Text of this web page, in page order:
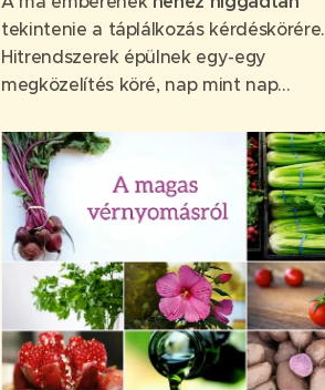
tekintenie a táplálkozás kérdéskörére.
Hitrendszerek épülnek egy-egy
megközelítés köré, nap mint nap
megváltásunkra.